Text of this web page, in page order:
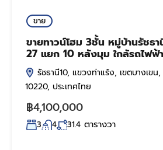
ขาย
ขายทาวน์โฮม 3ชั้น หมู่บ้านรัชธ
27 แยก 10 หลังมุม ใกล้รถไฟ
รัชธานี10, แขวงท่าแร้ง, เขตบางเข
10220, ประเทศไทย
฿4,100,000
3 4 31.4 ตารางวา